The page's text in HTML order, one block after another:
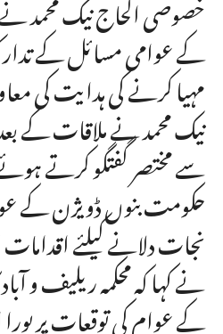
کے عوامی مسائل کے
مہیا کرنے کی ہدایت کی
نیک محمد نے ملاقات کے
سے مختصر گفتگو کرتے
حکومت بنوں ڈویژن کے
نجات دلانے کیلئے
نے کہا کہ محکمہ ریلیف و
کے عوام کی توقعات پر